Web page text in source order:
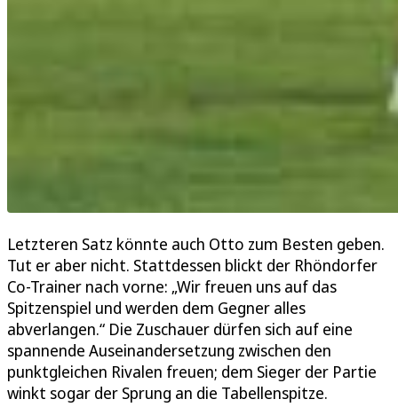
Letzteren Satz könnte auch Otto zum Besten geben.
Tut er aber nicht. Stattdessen blickt der Rhöndorfer
Co-Trainer nach vorne: „Wir freuen uns auf das
Spitzenspiel und werden dem Gegner alles
abverlangen.“ Die Zuschauer dürfen sich auf eine
spannende Auseinandersetzung zwischen den
punktgleichen Rivalen freuen; dem Sieger der Partie
winkt sogar der Sprung an die Tabellenspitze.